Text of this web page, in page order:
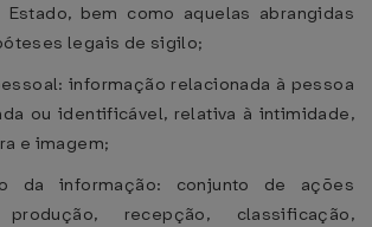
bem como aquelas abrangidas
legais de sigilo;
informação relacionada à pessoa
ou identificável, relativa à intimidade,
e imagem;
da informação: conjunto de ações
recepção, classificação,